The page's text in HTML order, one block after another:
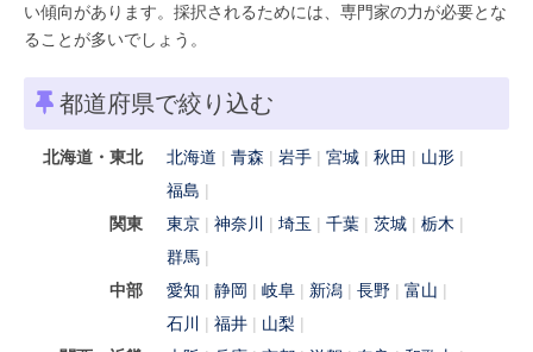
い傾向があります。採択されるためには、専門家の力が必要とな
ることが多いでしょう。
都道府県で絞り込む
北海道・東北 北海道 青森 岩手 宮城 秋田
山形
福島
関東
東京 神奈川 埼玉 千葉 茨城
栃木
群馬
中部
愛知 静岡 岐阜 新潟 長野
富山
石川
福井
山梨